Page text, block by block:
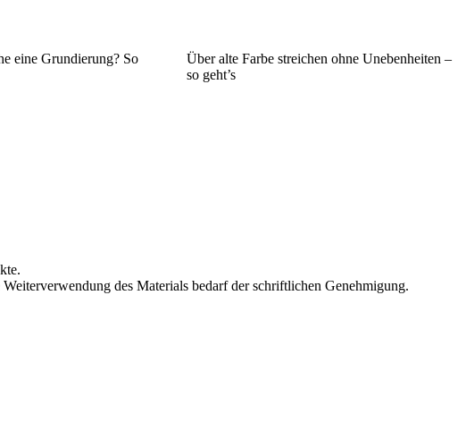
eine Grundierung? So
Über alte Farbe streichen ohne Unebenheiten –
so geht’s
des Materials bedarf der schriftlichen Genehmigung.